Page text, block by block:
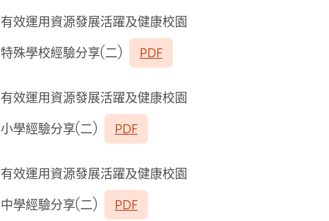
有效運用資源發展活躍及健康校園
特殊學校經驗分享(二)
PDF
有效運用資源發展活躍及健康校園
小學經驗分享(二)
PDF
有效運用資源發展活躍及健康校園
中學經驗分享(二)
PDF